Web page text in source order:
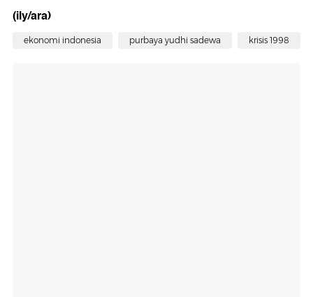
(ily/ara)
ekonomi indonesia purbaya yudhi sadewa krisis 1998